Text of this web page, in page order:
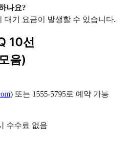
나요?
대기 요금이 발생할 수 있습니다.
10선
음)
) 또는 1555-5795로 예약 가능
수수료 없음